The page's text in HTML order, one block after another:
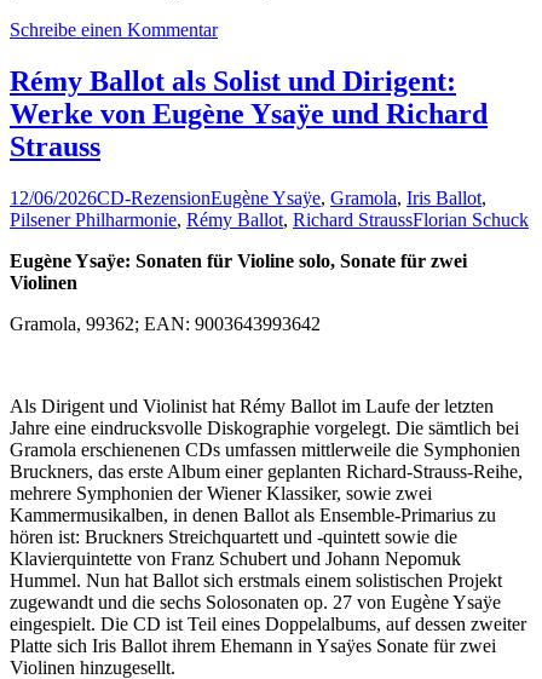
Schreibe einen Kommentar
Rémy Ballot als Solist und Dirigent:
Werke von Eugène Ysaÿe und Richard
Strauss
12/06/2026CD-RezensionEugène Ysaÿe, Gramola, Iris Ballot,
Pilsener Philharmonie, Rémy Ballot, Richard StraussFlorian Schuck
Eugène Ysaÿe: Sonaten für Violine solo, Sonate für zwei
Violinen
Gramola, 99362; EAN: 9003643993642
Als Dirigent und Violinist hat Rémy Ballot im Laufe der letzten
Jahre eine eindrucksvolle Diskographie vorgelegt. Die sämtlich bei
Gramola erschienenen CDs umfassen mittlerweile die Symphonien
Bruckners, das erste Album einer geplanten Richard-Strauss-Reihe,
mehrere Symphonien der Wiener Klassiker, sowie zwei
Kammermusikalben, in denen Ballot als Ensemble-Primarius zu
hören ist: Bruckners Streichquartett und -quintett sowie die
Klavierquintette von Franz Schubert und Johann Nepomuk
Hummel. Nun hat Ballot sich erstmals einem solistischen Projekt
zugewandt und die sechs Solosonaten op. 27 von Eugène Ysaÿe
eingespielt. Die CD ist Teil eines Doppelalbums, auf dessen zweiter
Platte sich Iris Ballot ihrem Ehemann in Ysaÿes Sonate für zwei
Violinen hinzugesellt.